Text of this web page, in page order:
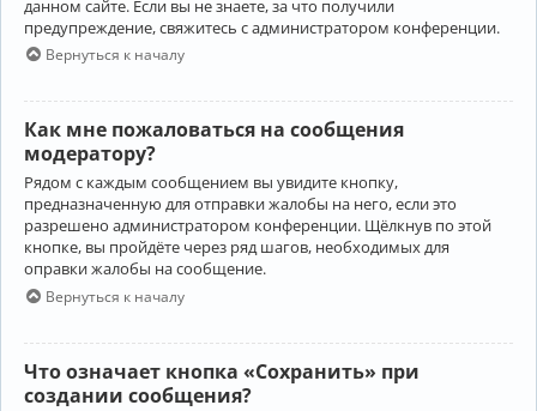
данном сайте. Если вы не знаете, за что получили
предупреждение, свяжитесь с администратором конференции.
Вернуться к началу
Как мне пожаловаться на сообщения
модератору?
Рядом с каждым сообщением вы увидите кнопку,
предназначенную для отправки жалобы на него, если это
разрешено администратором конференции. Щёлкнув по этой
кнопке, вы пройдёте через ряд шагов, необходимых для
оправки жалобы на сообщение.
Вернуться к началу
Что означает кнопка «Сохранить» при
создании сообщения?